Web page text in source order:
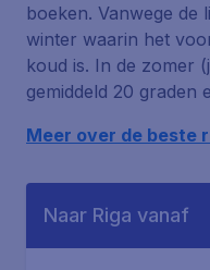
boeken. Vanwege de
winter waarin het
koud is. In de zomer
gemiddeld 20 graden
Meer over de beste
Naar Riga vanaf